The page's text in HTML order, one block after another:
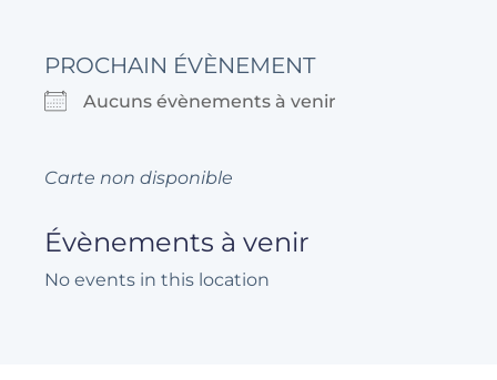
PROCHAIN ÉVÈNEMENT
Aucuns évènements à venir
Carte non disponible
Évènements à venir
No events in this location